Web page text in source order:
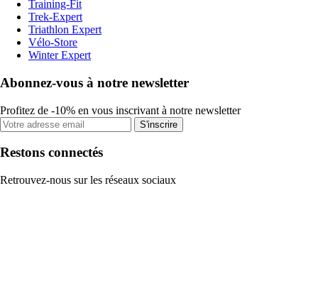
Training-Fit
Trek-Expert
Triathlon Expert
Vélo-Store
Winter Expert
Abonnez-vous à notre newsletter
Profitez de -10% en vous inscrivant à notre newsletter
S'inscrire
Restons connectés
Retrouvez-nous sur les réseaux sociaux